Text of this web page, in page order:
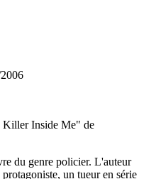
Killer Inside Me" de
du genre policier. L'auteur
un tueur en série